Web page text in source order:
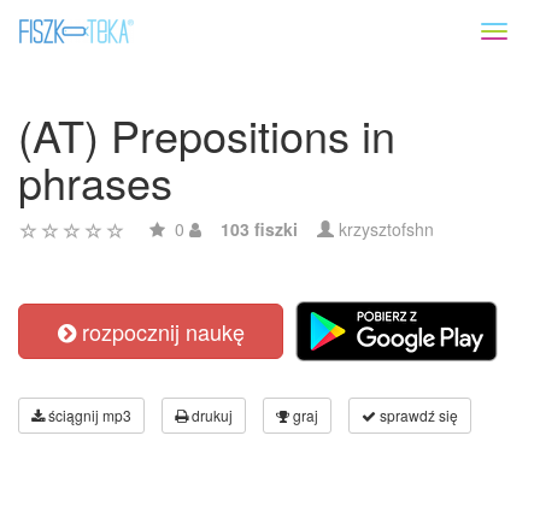
(AT) Prepositions in
phrases
0 103 fiszki krzysztofshn
rozpocznij naukę
ściągnij mp3 drukuj graj sprawdź się